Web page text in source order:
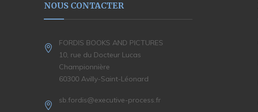
NOUS CONTACTER
FORDIS BOOKS AND PICTURES
10, rue du Docteur Lucas
Championnière
60300 Avilly-Saint-Léonard
sb.fordis@executive-process.fr